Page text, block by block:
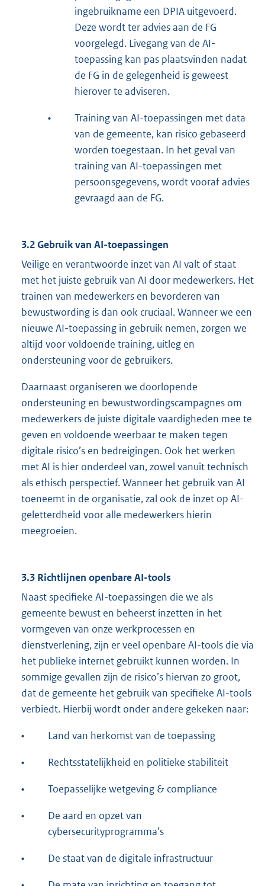
ingebruikname een DPIA uitgevoerd.
Deze wordt ter advies aan de FG
voorgelegd. Livegang van de AI-
toepassing kan pas plaatsvinden nadat
de FG in de gelegenheid is geweest
hierover te adviseren.
•
Training van AI-toepassingen met data
van de gemeente, kan risico gebaseerd
worden toegestaan. In het geval van
training van AI-toepassingen met
persoonsgegevens, wordt vooraf advies
gevraagd aan de FG.
3.2 Gebruik van AI-toepassingen
Veilige en verantwoorde inzet van AI valt of staat
met het juiste gebruik van AI door medewerkers. Het
trainen van medewerkers en bevorderen van
bewustwording is dan ook cruciaal. Wanneer we een
nieuwe AI-toepassing in gebruik nemen, zorgen we
altijd voor voldoende training, uitleg en
ondersteuning voor de gebruikers.
Daarnaast organiseren we doorlopende
ondersteuning en bewustwordingscampagnes om
medewerkers de juiste digitale vaardigheden mee te
geven en voldoende weerbaar te maken tegen
digitale risico’s en bedreigingen. Ook het werken
met AI is hier onderdeel van, zowel vanuit technisch
als ethisch perspectief. Wanneer het gebruik van AI
toeneemt in de organisatie, zal ook de inzet op AI-
geletterdheid voor alle medewerkers hierin
meegroeien.
3.3 Richtlijnen openbare AI-tools
Naast specifieke AI-toepassingen die we als
gemeente bewust en beheerst inzetten in het
vormgeven van onze werkprocessen en
dienstverlening, zijn er veel openbare AI-tools die via
het publieke internet gebruikt kunnen worden. In
sommige gevallen zijn de risico’s hiervan zo groot,
dat de gemeente het gebruik van specifieke AI-tools
verbiedt. Hierbij wordt onder andere gekeken naar:
• Land van herkomst van de toepassing
• Rechtsstatelijkheid en politieke stabiliteit
• Toepasselijke wetgeving & compliance
•
De aard en opzet van
cybersecurityprogramma’s
• De staat van de digitale infrastructuur